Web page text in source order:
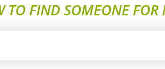
TO FIND SOMEONE